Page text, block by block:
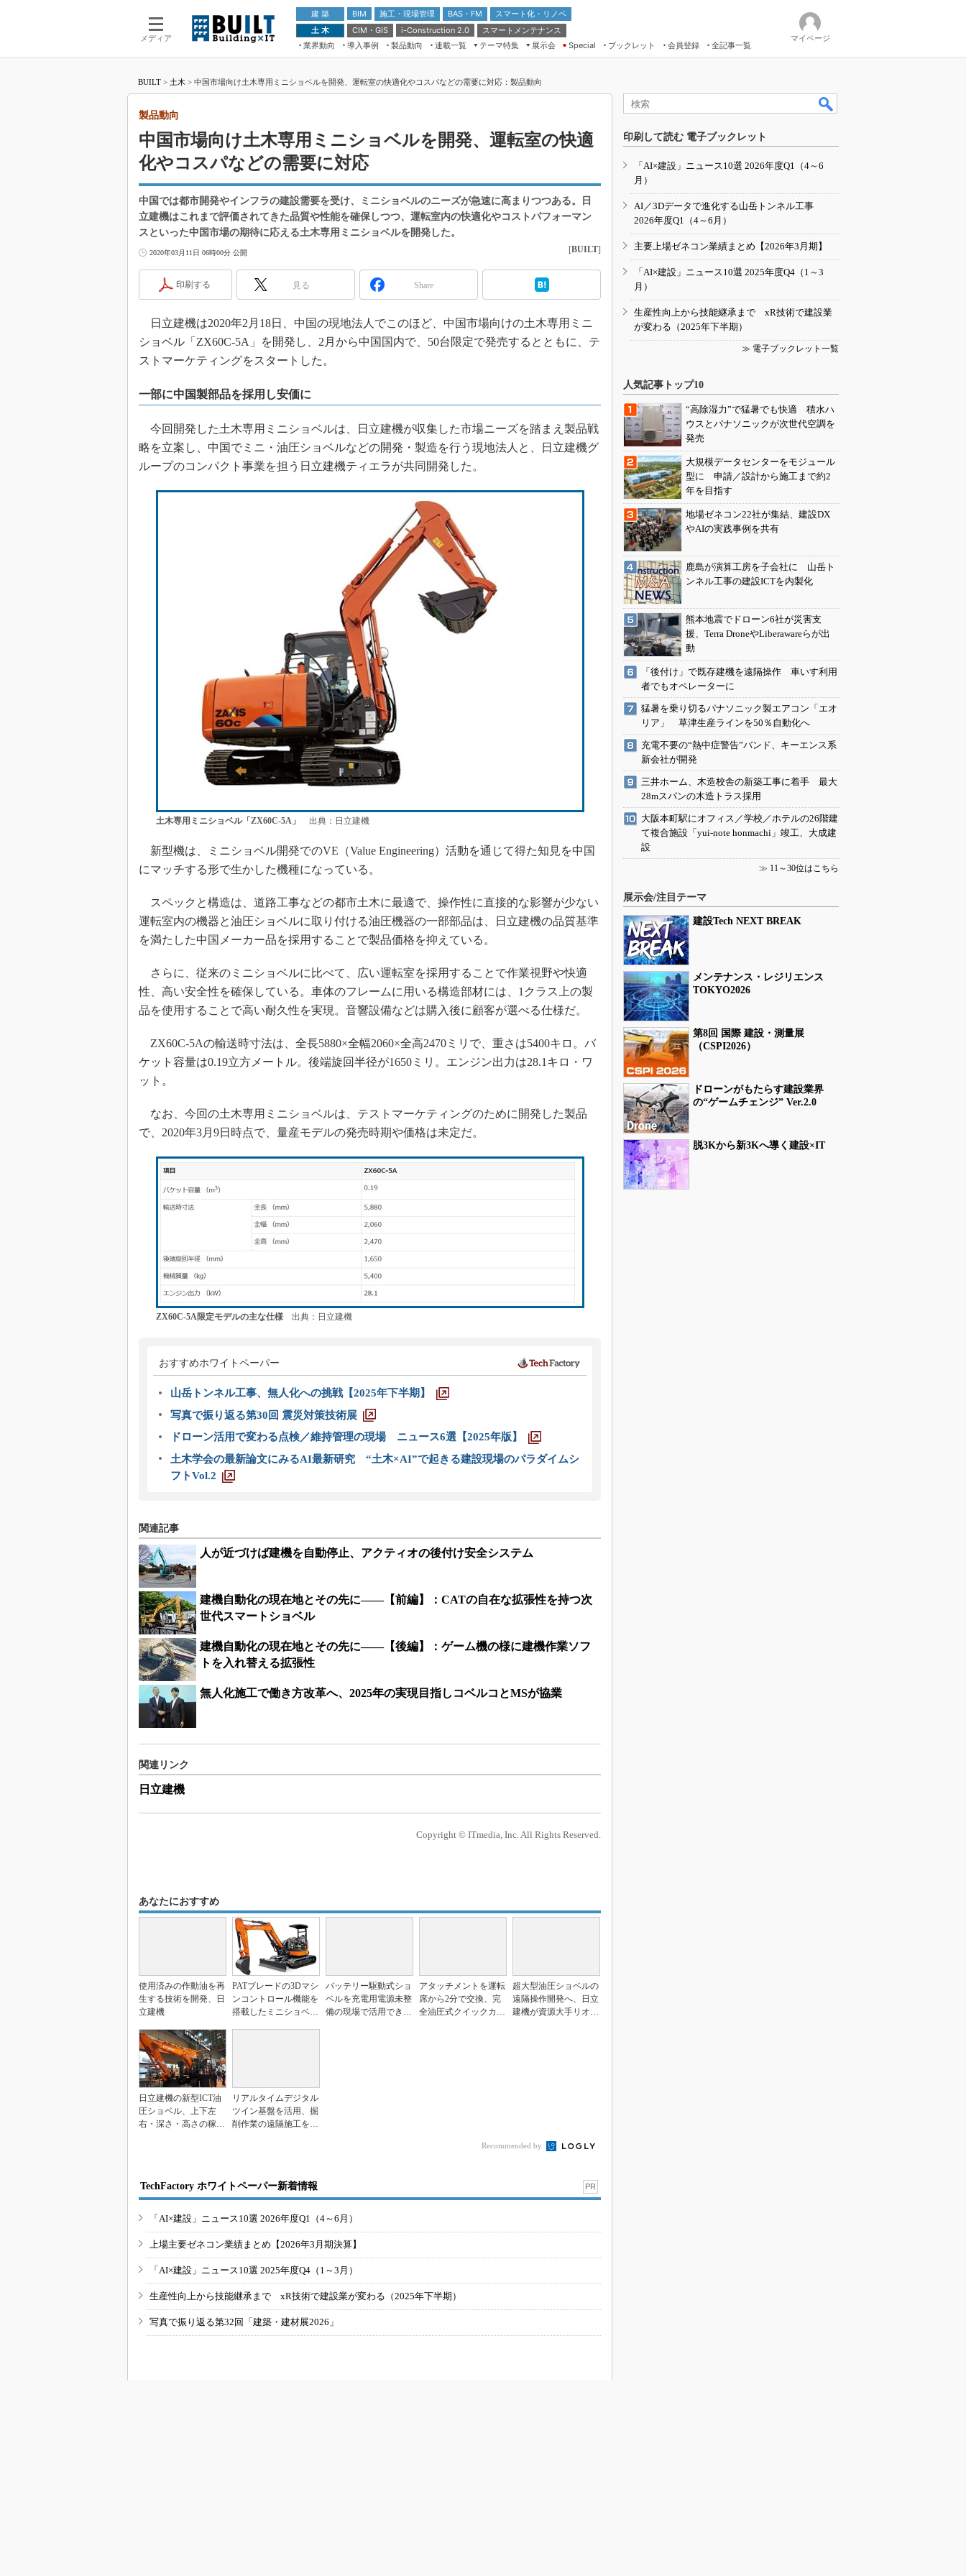
メディア
建 築 BIM 施工・現場管理 BAS・FM
スマート化・リノベ
土 木
CIM・GIS i-Construction 2.0
スマートメンテナンス
業界動向
導入事例 製品動向 連載一覧
テーマ特集
ドローンがもたらす建設業界の“ゲー
ムチェンジ” Ver.2.0
“Society5.0”時代のスマートビル
VR／ARが描くモノづくりのミライ
展示会
第8回 国際 建設・測量展
築・土木・不動産の先端技術展－
メンテナンス・レジリエンスOSAKA
日本 ものづくりワールド 2020
メンテナンス・レジリエンスTOKYO
IGAS2018
Special ブックレット 会員登録 全記事一覧
マイページ
BUILT > 土木 > 中国市場向け土木専用ミニショベルを開発、運転室の快適化やコスパなどの需要に対応：製品動向
中国市場向け土木専用ミニショベルを開発、運転室の快適
化やコスパなどの需要に対応
製品動向
中国では都市開発やインフラの建設需要を受け、ミニショベルのニーズが急速に高まりつつある。日
立建機はこれまで評価されてきた品質や性能を確保しつつ、運転室内の快適化やコストパフォーマン
スといった中国市場の期待に応える土木専用ミニショベルを開発した。
2020年03月11日 06時00分 公開 [BUILT]
印刷する 見る Share
日立建機は2020年2月18日、中国の現地法人でこのほど、中国市場向けの土木専用ミニ
ショベル「ZX60C-5A」を開発し、2月から中国国内で、50台限定で発売するとともに、テ
ストマーケティングをスタートした。
一部に中国製部品を採用し安価に
今回開発した土木専用ミニショベルは、日立建機が収集した市場ニーズを踏まえ製品戦
略を立案し、中国でミニ・油圧ショベルなどの開発・製造を行う現地法人と、日立建機グ
ループのコンパクト事業を担う日立建機ティエラが共同開発した。
土木専用ミニショベル「ZX60C-5A」 出典：日立建機
新型機は、ミニショベル開発でのVE（Value Engineering）活動を通じて得た知見を中国
にマッチする形で生かした機種になっている。
スペックと構造は、道路工事などの都市土木に最適で、操作性に直接的な影響が少ない
運転室内の機器と油圧ショベルに取り付ける油圧機器の一部部品は、日立建機の品質基準
を満たした中国メーカー品を採用することで製品価格を抑えている。
さらに、従来のミニショベルに比べて、広い運転室を採用することで作業視野や快適
性、高い安全性を確保している。車体のフレームに用いる構造部材には、1クラス上の製
品を使用することで高い耐久性を実現。音響設備などは購入後に顧客が選べる仕様だ。
ZX60C-5Aの輸送時寸法は、全長5880×全幅2060×全高2470ミリで、重さは5400キロ。バ
ケット容量は0.19立方メートル。後端旋回半径が1650ミリ。エンジン出力は28.1キロ・ワ
ット。
なお、今回の土木専用ミニショベルは、テストマーケティングのために開発した製品
で、2020年3月9日時点で、量産モデルの発売時期や価格は未定だ。
ZX60C-5A限定モデルの主な仕様出典：日立建機
おすすめホワイトペーパー
山岳トンネル工事、無人化への挑戦【2025年下半期】
写真で振り返る第30回 震災対策技術展
ドローン活用で変わる点検／維持管理の現場 ニュース6選【2025年版】
土木学会の最新論文にみるAI最新研究 “土木×AI”で起きる建設現場のパラダイムシ
フトVol.2
関連記事
人が近づけば建機を自動停止、アクティオの後付け安全システム
建機自動化の現在地とその先に――【前編】：CATの自在な拡張性を持つ次
世代スマートショベル
建機自動化の現在地とその先に――【後編】：ゲーム機の様に建機作業ソフ
トを入れ替える拡張性
無人化施工で働き方改革へ、2025年の実現目指しコベルコとMSが協業
関連リンク
日立建機
Copyright © ITmedia, Inc. All Rights Reserved.
あなたにおすすめ
使用済みの作動油を再
生する技術を開発、日
立建機
PATブレードの3Dマシ
ンコントロール機能を
搭載したミニショベ
バッテリー駆動式ショ
ベルを充電用電源未整
備の現場で活用できる
アタッチメントを運転
席から2分で交換、完
全油圧式クイックカプ
超大型油圧ショベルの
遠隔操作開発へ、日立
建機が資源大手リオ・
日立建機の新型ICT油
圧ショベル、上下左
右・深さ・高さの稼働
リアルタイムデジタル
ツイン基盤を活用、掘
削作業の遠隔施工を実
Recommended by
TechFactory ホワイトペーパー新着情報 PR
「AI×建設」ニュース10選 2026年度Q1（4～6月）
上場主要ゼネコン業績まとめ【2026年3月期決算】
「AI×建設」ニュース10選 2025年度Q4（1～3月）
生産性向上から技能継承まで xR技術で建設業が変わる（2025年下半期）
写真で振り返る第32回「建築・建材展2026」
印刷して読む 電子ブックレット
「AI×建設」ニュース10選 2026年度Q1（4～6
月）
AI／3Dデータで進化する山岳トンネル工事
2026年度Q1（4～6月）
主要上場ゼネコン業績まとめ【2026年3月期】
「AI×建設」ニュース10選 2025年度Q4（1～3
月）
生産性向上から技能継承まで xR技術で建設業
が変わる（2025年下半期）
≫ 電子ブックレット一覧
人気記事トップ10
“高除湿力”で猛暑でも快適 積水ハ
ウスとパナソニックが次世代空調を
発売
大規模データセンターをモジュール
型に 申請／設計から施工まで約2
年を目指す
地場ゼネコン22社が集結、建設DX
やAIの実践事例を共有
鹿島が演算工房を子会社に 山岳ト
ンネル工事の建設ICTを内製化
熊本地震でドローン6社が災害支
援、Terra DroneやLiberawareらが出
動
「後付け」で既存建機を遠隔操作 車いす利用
者でもオペレーターに
猛暑を乗り切るパナソニック製エアコン「エオ
リア」 草津生産ラインを50％自動化へ
充電不要の“熱中症警告”バンド、キーエンス系
新会社が開発
三井ホーム、木造校舎の新築工事に着手 最大
28mスパンの木造トラス採用
大阪本町駅にオフィス／学校／ホテルの26階建
て複合施設「yui-note honmachi」竣工、大成建
設
≫ 11～30位はこちら
展示会/注目テーマ
建設Tech NEXT BREAK
メンテナンス・レジリエンス
TOKYO2026
第8回 国際 建設・測量展
（CSPI2026）
ドローンがもたらす建設業界
の“ゲームチェンジ” Ver.2.0
脱3Kから新3Kへ導く建設×IT